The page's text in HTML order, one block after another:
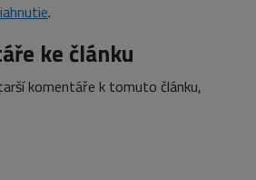
.
ke článku
komentáře k tomuto článku,